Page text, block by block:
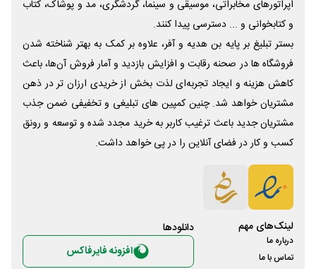
اپراتورهای مخابراتی، موسیقی و سینما، گردشگری، مد و پوشاک، کتاب
و کتابخوانی و ... دسترسی پیدا کنند.
بستر تبلیغ بر پایه بن هدیه و آفر، علاوه بر کمک به بهتر شناخته شدن
فروشگاه ها در صحنه رقابت و افزایش بازدید و آمار فروش آن‌ها، باعث
کاهش هزینه و ایجاد تجربه‌ای لذت بخش از خریدی ارزان تر در ذهن
مشتریان خواهد شد. چنین کمپین های تبلیغی و تخفیفی ضمن جذب
مشتریان جدید باعث ترغیب کاربر به خرید مجدد شده و توسعه و رونق
کسب و کار در فضای آنلاین را در پی خواهد داشت.
لینک‌های مهم
درباره ما
تماس با ما
دانلود‌ها
افزونه فایرفاکس